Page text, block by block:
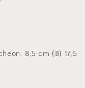
8,5 cm (B) 17,5